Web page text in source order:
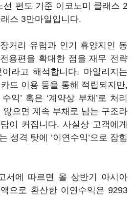
선 편도 기준 이코노미 클래스 2
스 3만마일입니다.
거리 유럽과 인기 휴양지인 동
용편을 확대한 점을 재무 전략
라고 해석합니다. 마일리지는
드 이용 등을 통해 적립되지만,
익’ 혹은 ‘계약상 부채’로 처리
않으면 계속 부채로 남는 구조라
이 커집니다. 사실상 고객에게
성격 탓에 ‘이연수익’으로 잡힙
서에 따르면 올 상반기 아시아
으로 환산한 이연수익은 9293